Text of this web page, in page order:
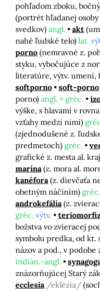
pohľadom zboku,
(portrét hľadanej
svedkov) angl. akt
nahé ľudské telo) lat.
porno (nemravné z.
styku, vybočujúce z
literatúre, výtv. umení,
softporno
soft-porno
porno) angl. + gréc.
výške, s hlavami v
vzťahy medzi nimi)
(zjednodušené z.
predmetoch) gréc.
grafické z. mesta al.
marína (z. mora al.
kanéfora (z. dievčaťa
obetným náčiním) gréc.
androkefália (z.
gréc. výtv.
božstva vo zvieracej
symbolu predka, od kt.
názov a pod., v
indián.-angl.
znázorňujúcej Starý
ecclesia /eklézia/